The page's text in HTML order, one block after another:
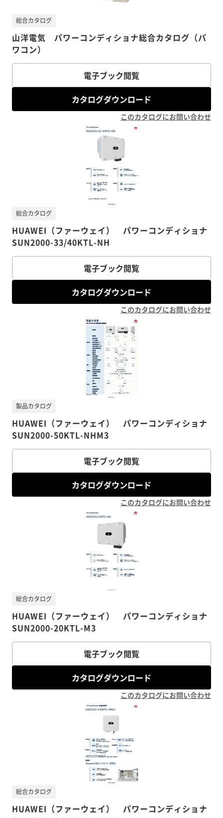
山洋電気 パワーコンディショナ総合カタログ（パ
ワコン）
総合カタログ
電子ブック閲覧
カタログダウンロード
このカタログにお問い合わせ
HUAWEI（ファーウェイ） パワーコンディショナ
SUN2000-33/40KTL-NH
総合カタログ
電子ブック閲覧
カタログダウンロード
このカタログにお問い合わせ
HUAWEI（ファーウェイ） パワーコンディショナ
SUN2000-50KTL-NHM3
製品カタログ
電子ブック閲覧
カタログダウンロード
このカタログにお問い合わせ
HUAWEI（ファーウェイ） パワーコンディショナ
SUN2000-20KTL-M3
総合カタログ
電子ブック閲覧
カタログダウンロード
このカタログにお問い合わせ
HUAWEI（ファーウェイ） パワーコンディショナ
総合カタログ